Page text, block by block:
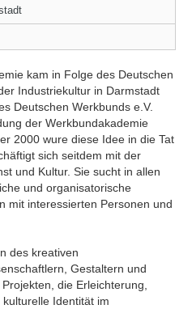
kam in Folge des Deutschen
Industriekultur in Darmstadt
Deutschen Werkbunds e.V.
der Werkbundakademie
2000 wure diese Idee in die Tat
sich seitdem mit der
und Kultur. Sie sucht in allen
und organisatorische
mit interessierten Personen und
des kreativen
Gestaltern und
die Erleichterung,
Identität im